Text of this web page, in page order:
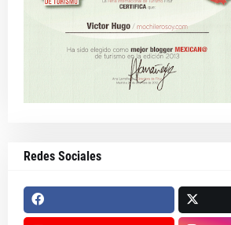
Redes Sociales